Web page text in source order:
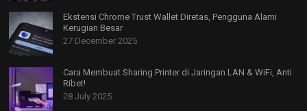
Ekstensi Chrome Trust Wallet Diretas, Pengguna Alami
Kerugian Besar
27 December 2025
Cara Membuat Sharing Printer di Jaringan LAN & WiFi, Anti
Ribet!
28 July 2025